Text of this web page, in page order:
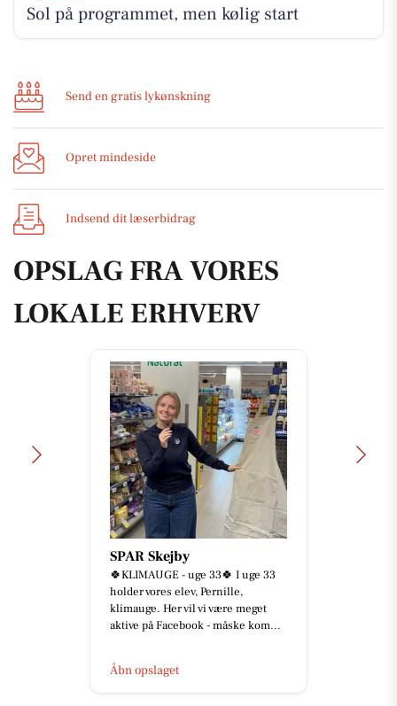
Sol på programmet, men kølig start
Send en gratis lykønskning
Opret mindeside
Indsend dit læserbidrag
OPSLAG FRA VORES
LOKALE ERHVERV
SPAR Skejby
🍀KLIMAUGE - uge 33🍀 I uge 33
holder vores elev, Pernille,
klimauge. Her vil vi være meget
aktive på Facebook - måske kom...
Åbn opslaget